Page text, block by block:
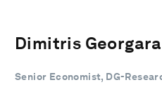
Dimitris
Senior Economist, DG-